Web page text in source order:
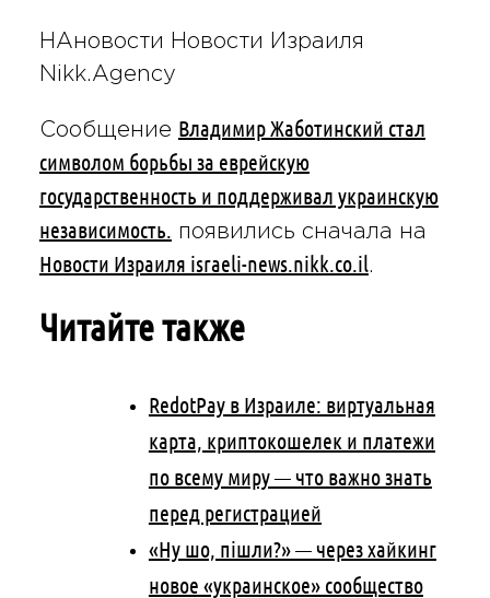
НАновости Новости Израиля
Nikk.Agency
Сообщение Владимир Жаботинский стал
символом борьбы за еврейскую
государственность и поддерживал украинскую
независимость.
появились сначала на
Новости Израиля israeli-news.nikk.co.il
Читайте также
RedotPay в Израиле: виртуальная
карта, криптокошелек и платежи
по всему миру — что важно знать
перед регистрацией
«Ну шо, пішли?» — через хайкинг
новое «украинское» сообщество